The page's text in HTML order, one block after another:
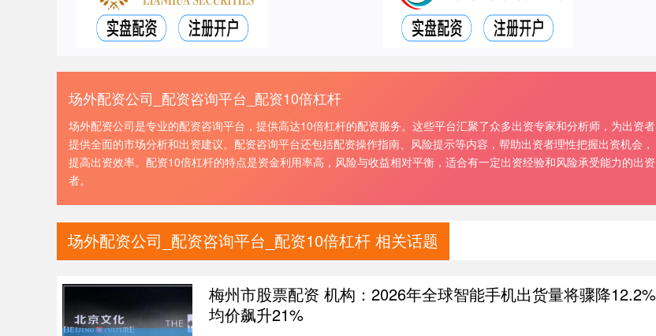
场外配资公司_配资咨询平台_配资10倍杠杆
场外配资公司是专业的配资咨询平台，提供高达10倍杠杆的配资服务。这些平台汇聚了众多出资专家和分析师，为出资者
提供全面的市场分析和出资建议。配资咨询平台还包括配资操作指南、风险提示等内容，帮助出资者理性把握出资机会，
提高出资效率。配资10倍杠杆的特点是资金利用率高，风险与收益相对平衡，适合有一定出资经验和风险承受能力的出资
者。
场外配资公司_配资咨询平台_配资10倍杠杆 相关话题
梅州市股票配资 机构：2026年全球智能手机出货量将骤降12.2%
均价飙升21%